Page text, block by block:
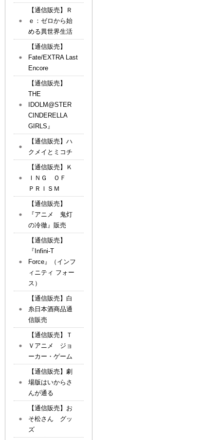
【通信販売】Ｒ
ｅ：ゼロから始
める異世界生活
【通信販売】
Fate/EXTRA Last
Encore
【通信販売】
THE
IDOLM@STER
CINDERELLA
GIRLS』
【通信販売】ハ
クメイとミコチ
【通信販売】Ｋ
ＩＮＧ ＯＦ
ＰＲＩＳＭ
【通信販売】
『アニメ 鬼灯
の冷徹』販売
【通信販売】
『Infini-T
Force』（インフ
ィニティ フォー
ス）
【通信販売】白
糸日本酒商品通
信販売
【通信販売】Ｔ
Ｖアニメ ジョ
ーカー・ゲーム
【通信販売】劇
場版はいからさ
んが通る
【通信販売】お
そ松さん グッ
ズ